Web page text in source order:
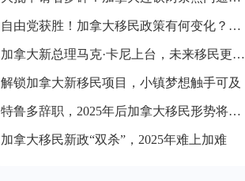
自由党获胜！加拿大移民政策有何变化？这几点你不能错过！
加拿大新总理马克·卡尼上台，未来移民更稳也更难？
解锁加拿大新移民项目，小镇梦想触手可及
特鲁多辞职，2025年后加拿大移民形势将更严峻？
加拿大移民新政“双杀”，2025年难上加难